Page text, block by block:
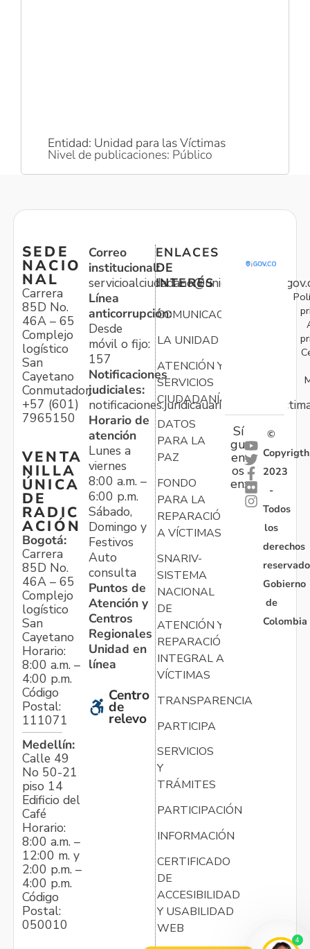
Entidad: Unidad para las Víctimas
Nivel de publicaciones: Público
SEDE
NACIO
NAL
Carrera
85D No.
46A – 65
Complejo
logístico
San
Cayetano
Conmutador:
+57 (601)
7965150
VENTA
NILLA
ÚNICA
DE
RADIC
ACIÓN
Bogotá:
Carrera
85D No.
46A – 65
Complejo
logístico
San
Cayetano
Horario:
8:00 a.m. –
4:00 p.m.
Código
Postal:
111071
Medellín:
Calle 49
No 50-21
piso 14
Edificio del
Café
Horario:
8:00 a.m. –
12:00 m. y
2:00 p.m. –
4:00 p.m.
Código
Postal:
050010
Correo
institucional:
Línea
anticorrupción:
Desde
móvil o fijo:
157
Notificaciones
judiciales:
Horario de
atención
Lunes a
viernes
8:00 a.m. –
6:00 p.m.
Sábado,
Domingo y
Festivos
Auto
consulta
Puntos de
Atención y
Centros
Regionales
Unidad en
línea
Centro
de
relevo
ENLACES
DE
INTERÉS
COMUNICACIONES
LA UNIDAD
ATENCIÓN Y
SERVICIOS
CIUDADANÍA
DATOS
PARA LA
PAZ
FONDO
PARA LA
REPARACIÓN
A VÍCTIMAS
SNARIV-
SISTEMA
NACIONAL
DE
ATENCIÓN Y
REPARACIÓN
INTEGRAL A
VÍCTIMAS
TRANSPARENCIA
PARTICIPA
SERVICIOS
Y
TRÁMITES
PARTICIPACIÓN
INFORMACIÓN
CERTIFICADO
DE
ACCESIBILIDAD
Y USABILIDAD
WEB
Sí
gu
en
os
en:
©
Copyrigth
2023
-
Todos
los
derechos
Gobierno
de
Colombia
4